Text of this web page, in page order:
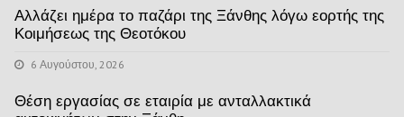
Αλλάζει ημέρα το παζάρι της Ξάνθης λόγω εορτής της
Κοιμήσεως της Θεοτόκου
6 Αυγούστου, 2026
Θέση εργασίας σε εταιρία με ανταλλακτικά